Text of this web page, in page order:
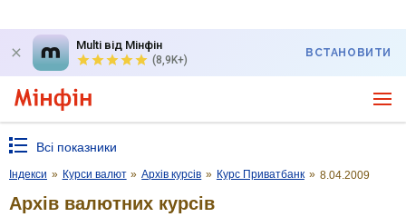
Multi від Мінфін
(8,9K+)
ВСТАНОВИТИ
Всі показники
Індекси » Курси валют » Архів курсів » Курс Приватбанк » 8.04.2009
Архів валютних курсів